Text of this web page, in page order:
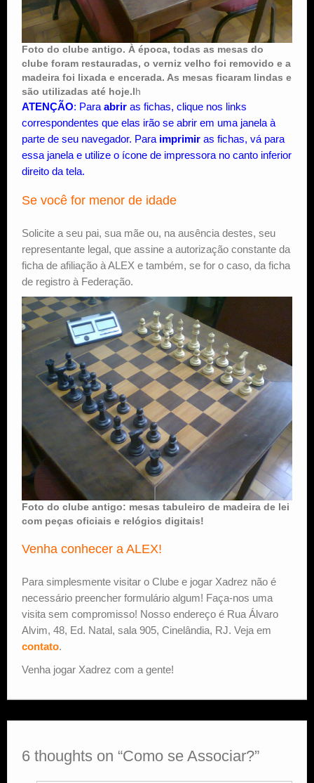
Foto do clube antigo. À época, todas as mesas do
clube foram restauradas, o verniz velho foi removido e a
madeira foi lixada e encerada. As mesas ficaram lindas e
são utilizadas até hoje.lh
ATENÇÃO: Para abrir as fichas, clique nos links
correspondentes que elas irão se abrir em uma janela à
parte de seu navegador. Para imprimir as fichas, vá para
essa janela e utilize o ícone de impressora no canto inferior
direito da tela.
Se você for menor de idade
Solicite a seu pai, sua mãe ou, na ausência destes, seu
representante legal, que assine a autorização constante da
ficha de afiliação à ALEX e também, se for o caso, da ficha
de registro à Federação.
Foto do clube antigo: mesas tabuleiro de madeira de lei
com peças oficiais e relógios digitais!
Venha conhecer a ALEX!
Para simplesmente visitar o Clube e jogar Xadrez não é
necessário preencher formulário algum! Faça-nos uma
visita sem compromisso! Nosso endereço é Rua Álvaro
Alvim, 48, Ed. Natal, sala 905, Cinelândia, RJ. Veja em
contato.
Venha jogar Xadrez com a gente!
6 thoughts on “Como se Associar?”